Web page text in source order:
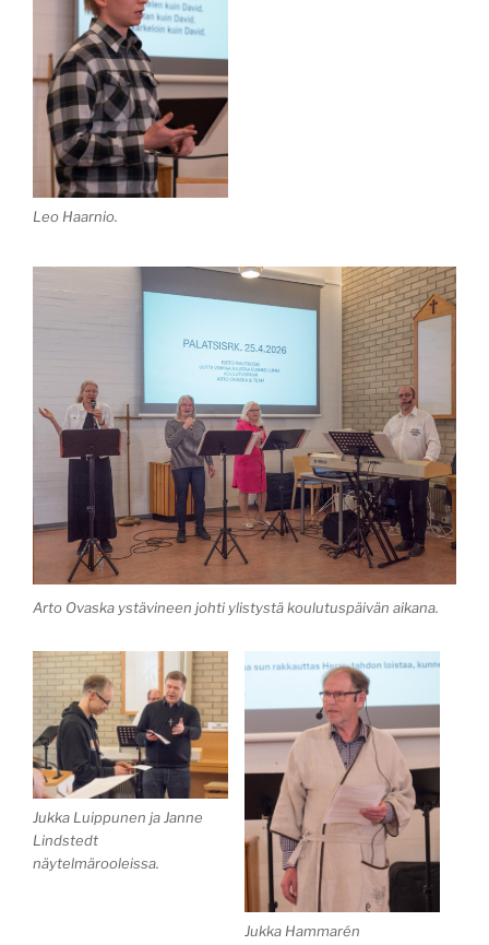
Leo Haarnio.
Arto Ovaska ystävineen johti ylistystä koulutuspäivän aikana.
Jukka Luippunen ja Janne
Lindstedt
näytelmärooleissa.
Jukka Hammarén